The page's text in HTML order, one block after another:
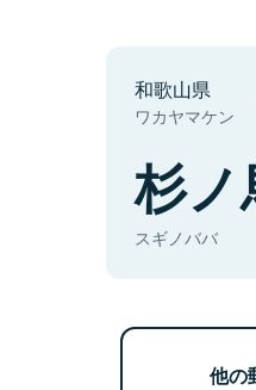
和歌山県
ワカヤマケン
杉
スギノババ
他の